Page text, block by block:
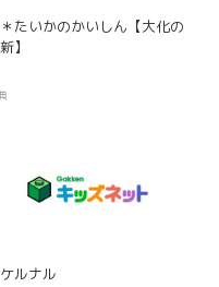
たいかのかいしん【大化の
】
ルナル